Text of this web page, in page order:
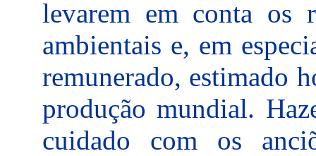
levarem em conta os
ambientais e, em
remunerado, estimado
produção mundial.
cuidado com os